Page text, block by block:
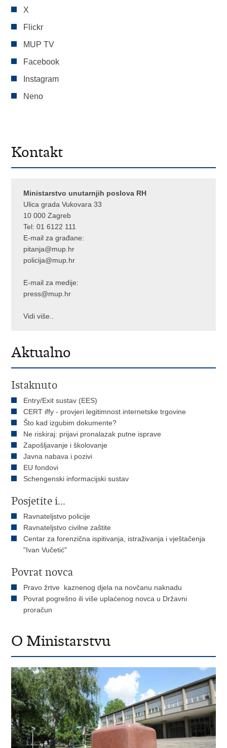
X
Flickr
MUP TV
Facebook
Instagram
Neno
Kontakt
Ministarstvo unutarnjih poslova RH
Ulica grada Vukovara 33
10 000 Zagreb
Tel:01 6122 111
E-mail za građane:
pitanja@mup.hr
policija@mup.hr
E-mail za medije:
press@mup.hr
Vidi više..
Aktualno
Istaknuto
Entry/Exit sustav (EES)
CERT iffy - provjeri legitimnost internetske trgovine
Što kad izgubim dokumente?
Ne riskiraj: prijavi pronalazak putne isprave
Zapošljavanje i školovanje
Javna nabava i pozivi
EU fondovi
Schengenski informacijski sustav
Posjetite i...
Ravnateljstvo policije
Ravnateljstvo civilne zaštite
Centar za forenzična ispitivanja, istraživanja i vještačenja
"Ivan Vučetić"
Povrat novca
Pravo žrtve kaznenog djela na novčanu naknadu
Povrat pogrešno ili više uplaćenog novca u Državni
proračun
O Ministarstvu